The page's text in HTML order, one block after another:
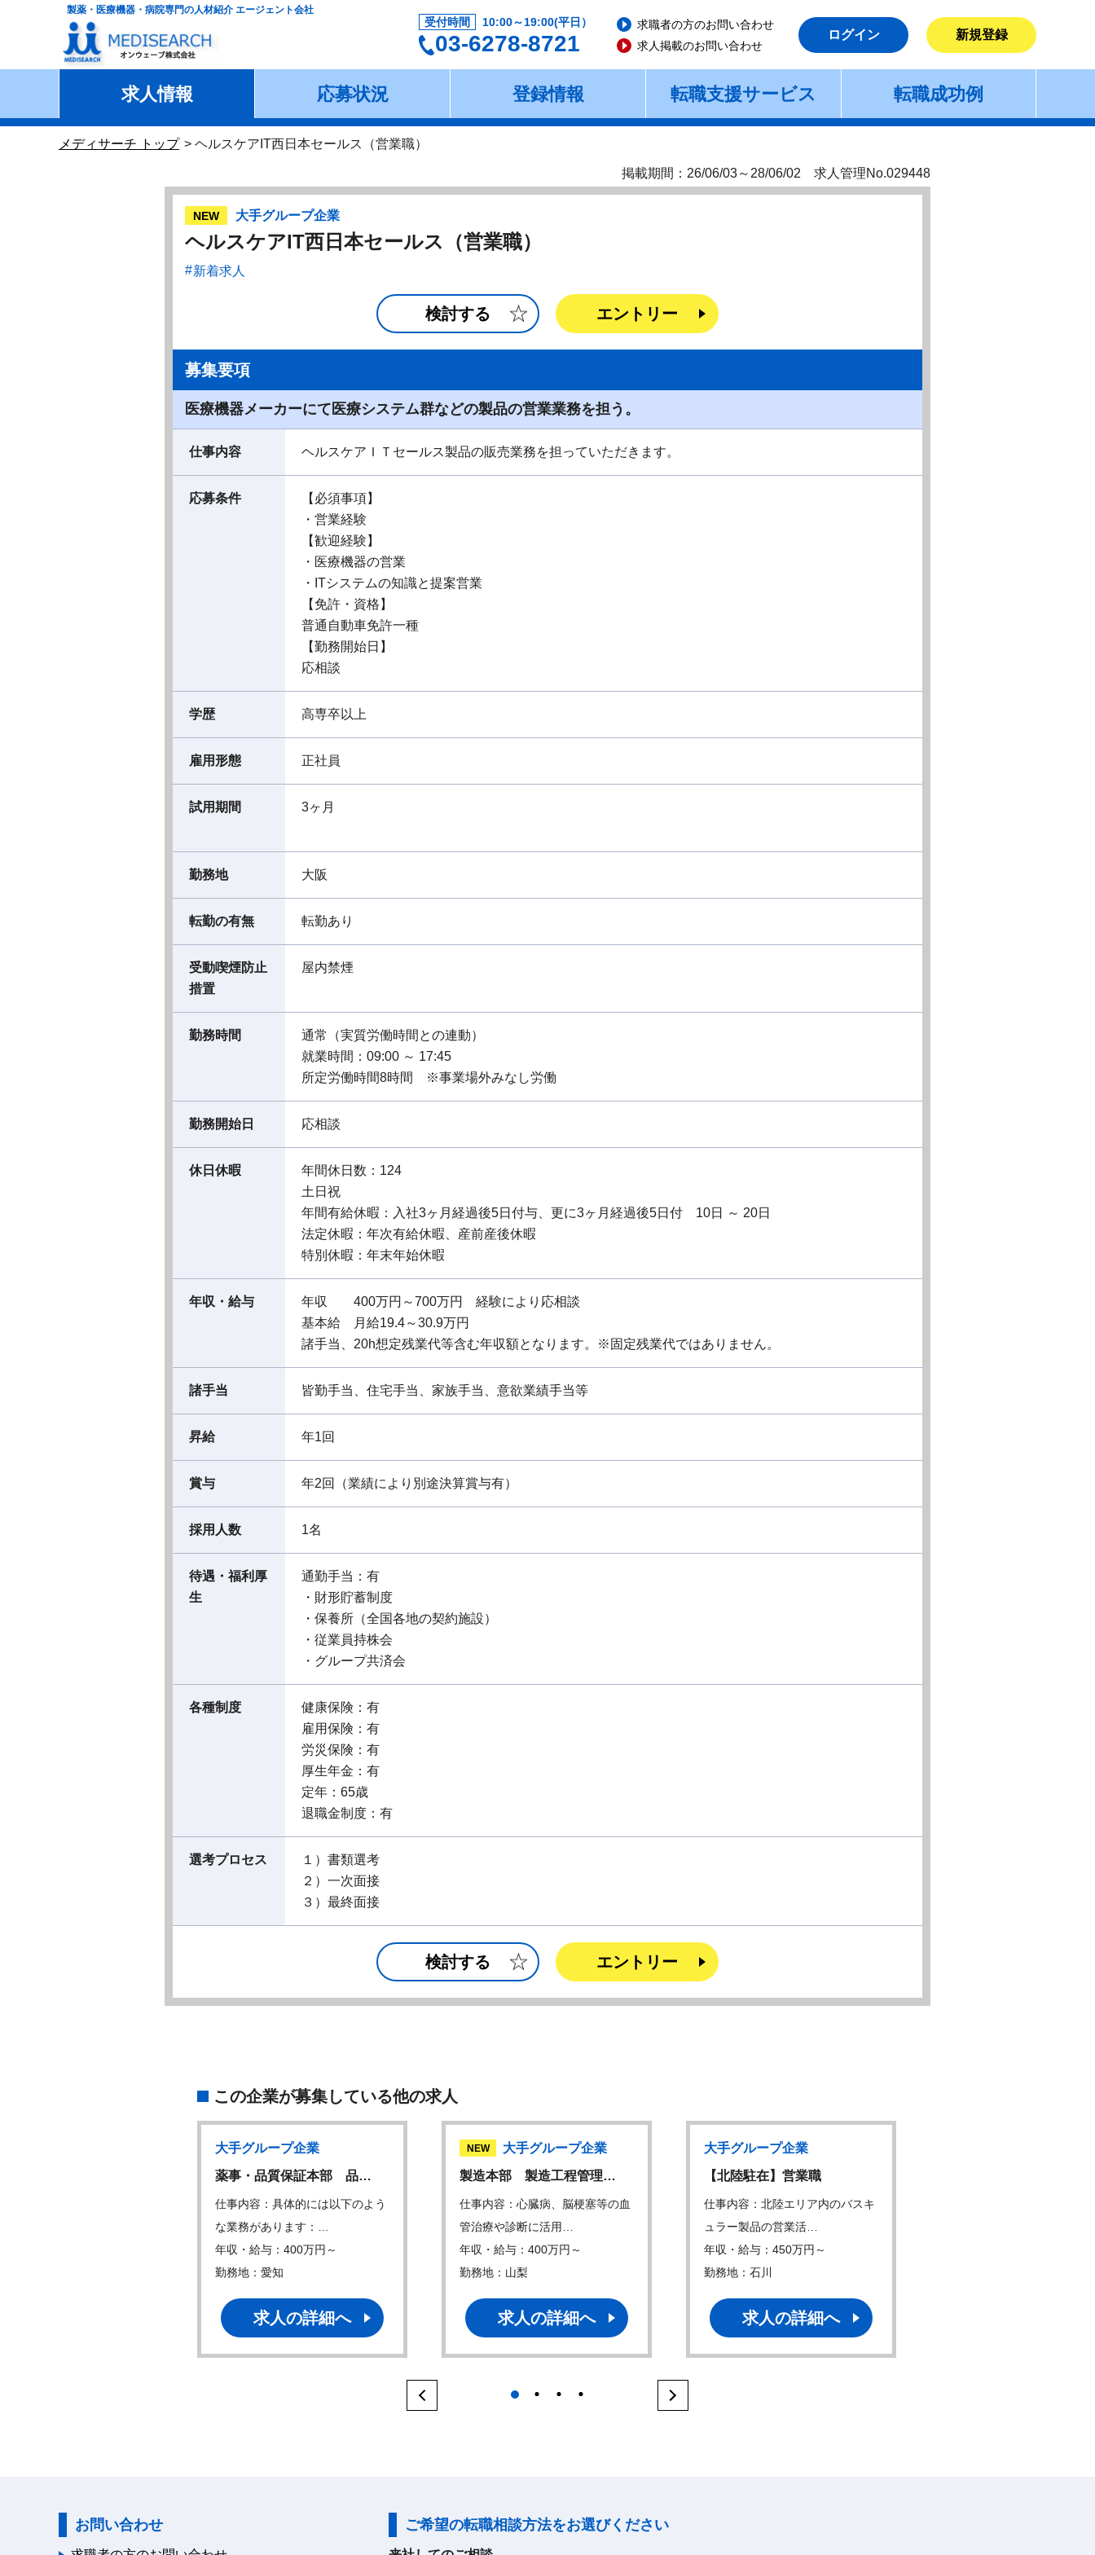
製薬・医療機器・病院専門の人材紹介 エージェント会社
受付時間 10:00～19:00(平日）
03-6278-8721
求職者の方のお問い合わせ
求人掲載のお問い合わせ
ログイン 新規登録
求人情報 応募状況 登録情報 転職支援サービス 転職成功例
メディサーチ トップ ヘルスケアIT西日本セールス（営業職）
掲載期間：26/06/03～28/06/02 求人管理No.029448
NEW 大手グループ企業
ヘルスケアIT西日本セールス（営業職）
新着求人
検討する エントリー
募集要項
医療機器メーカーにて医療システム群などの製品の営業業務を担う。
仕事内容 ヘルスケアＩＴセールス製品の販売業務を担っていただきます。
応募条件
【必須事項】
・営業経験
【歓迎経験】
・医療機器の営業
・ITシステムの知識と提案営業
【免許・資格】
普通自動車免許一種
【勤務開始日】
応相談
学歴 高専卒以上
雇用形態 正社員
試用期間 3ヶ月
勤務地 大阪
転勤の有無 転勤あり
受動喫煙防止
措置
屋内禁煙
勤務時間
通常（実質労働時間との連動）
就業時間：09:00 ～ 17:45
所定労働時間8時間 ※事業場外みなし労働
勤務開始日 応相談
休日休暇
年間休日数：124
土日祝
年間有給休暇：入社3ヶ月経過後5日付与、更に3ヶ月経過後5日付 10日 ～ 20日
法定休暇：年次有給休暇、産前産後休暇
特別休暇：年末年始休暇
年収・給与
年収 400万円～700万円 経験により応相談
基本給 月給19.4～30.9万円
諸手当、20h想定残業代等含む年収額となります。※固定残業代ではありません。
諸手当 皆勤手当、住宅手当、家族手当、意欲業績手当等
昇給 年1回
賞与 年2回（業績により別途決算賞与有）
採用人数 1名
待遇・福利厚
生
通勤手当：有
・財形貯蓄制度
・保養所（全国各地の契約施設）
・従業員持株会
・グループ共済会
各種制度
健康保険：有
雇用保険：有
労災保険：有
厚生年金：有
定年：65歳
退職金制度：有
選考プロセス
１）書類選考
２）一次面接
３）最終面接
検討する エントリー
この企業が募集している他の求人
大手グループ企業
薬事・品質保証本部 品…
仕事内容：具体的には以下のよう
な業務があります：…
年収・給与：400万円～
勤務地：愛知
求人の詳細へ
NEW
大手グループ企業
製造本部 製造工程管理…
仕事内容：心臓病、脳梗塞等の血
管治療や診断に活用…
年収・給与：400万円～
勤務地：山梨
求人の詳細へ
大手グループ企業
【北陸駐在】営業職
仕事内容：北陸エリア内のバスキ
ュラー製品の営業活…
年収・給与：450万円～
勤務地：石川
求人の詳細へ
1
お問い合わせ ご希望の転職相談方法をお選びください